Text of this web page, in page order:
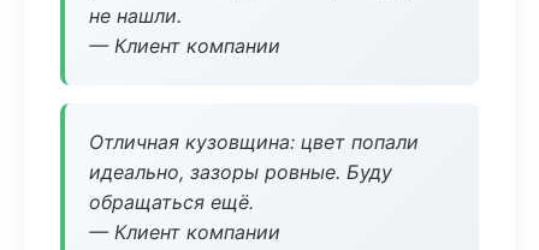
не нашли.
— Клиент компании
Отличная кузовщина: цвет попали
идеально, зазоры ровные. Буду
обращаться ещё.
— Клиент компании